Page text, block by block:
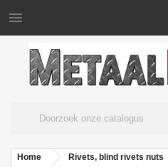

Home Rivets, blind rivets nuts